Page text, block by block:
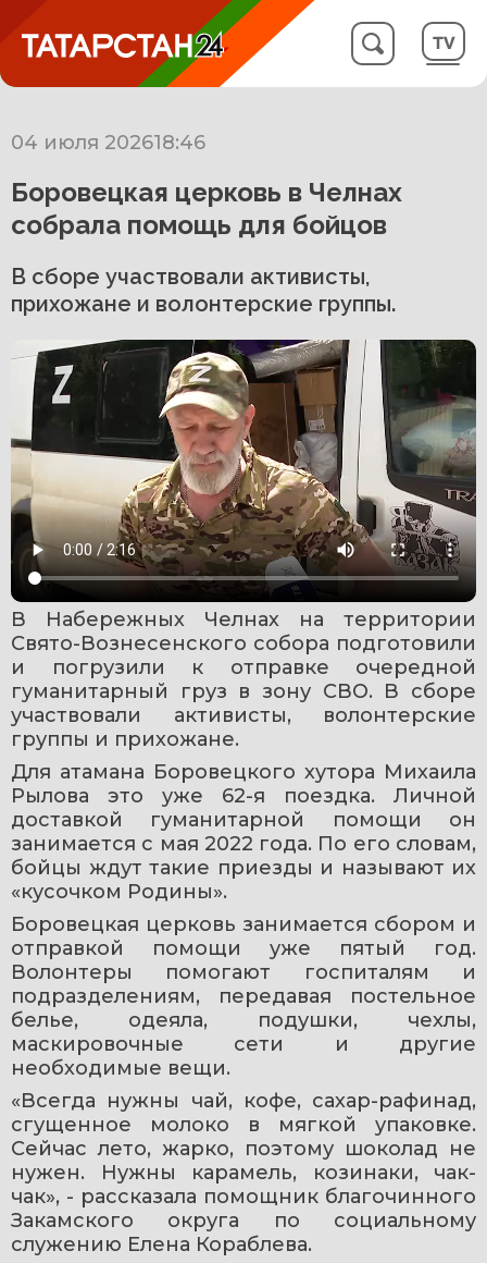
04 июля 202618:46
Боровецкая церковь в Челнах
собрала помощь для бойцов
В сборе участвовали активисты,
прихожане и волонтерские группы.
В Набережных Челнах на территории
Свято-Вознесенского собора подготовили
и погрузили к отправке очередной
гуманитарный груз в зону СВО. В сборе
участвовали активисты, волонтерские
группы и прихожане.
Для атамана Боровецкого хутора Михаила
Рылова это уже 62-я поездка. Личной
доставкой гуманитарной помощи он
занимается с мая 2022 года. По его словам,
бойцы ждут такие приезды и называют их
«кусочком Родины».
Боровецкая церковь занимается сбором и
отправкой помощи уже пятый год.
Волонтеры помогают госпиталям и
подразделениям, передавая постельное
белье, одеяла, подушки, чехлы,
маскировочные сети и другие
необходимые вещи.
«Всегда нужны чай, кофе, сахар-рафинад,
сгущенное молоко в мягкой упаковке.
Сейчас лето, жарко, поэтому шоколад не
нужен. Нужны карамель, козинаки, чак-
чак», - рассказала помощник благочинного
Закамского округа по социальному
служению Елена Кораблева.